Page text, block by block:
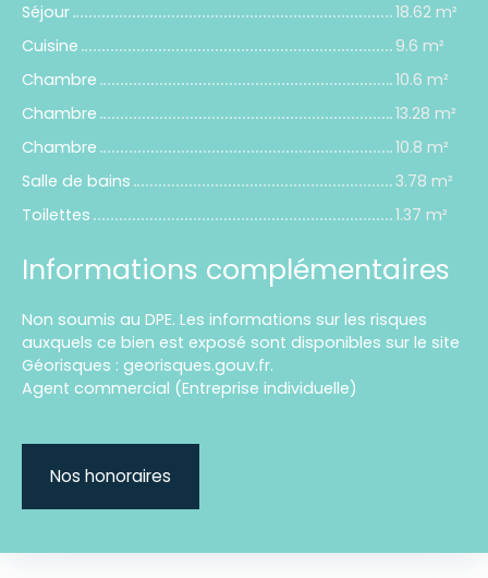
Séjour
18.62 m²
Cuisine
9.6 m²
Chambre
10.6 m²
Chambre
13.28 m²
Chambre
10.8 m²
Salle de bains
3.78 m²
Toilettes
1.37 m²
Informations complémentaires
Non soumis au DPE. Les informations sur les risques
auxquels ce bien est exposé sont disponibles sur le site
Géorisques : georisques.gouv.fr.
Agent commercial (Entreprise individuelle)
Nos honoraires